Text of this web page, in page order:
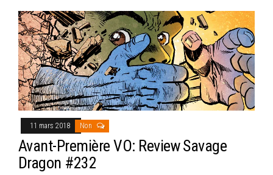
11 mars 2018 Non
Avant-Première VO: Review Savage
Dragon #232